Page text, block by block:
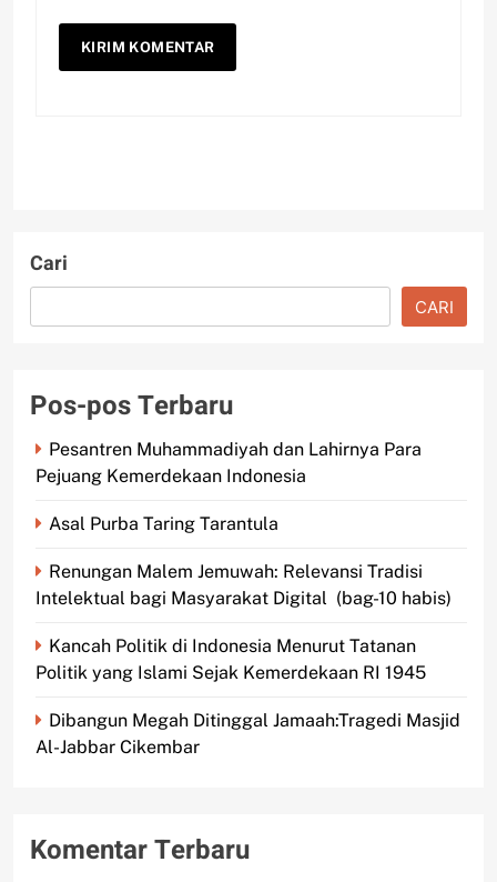
Cari
CARI
Pos-pos Terbaru
Pesantren Muhammadiyah dan Lahirnya Para
Pejuang Kemerdekaan Indonesia
Asal Purba Taring Tarantula
Renungan Malem Jemuwah: Relevansi Tradisi
Intelektual bagi Masyarakat Digital (bag-10 habis)
Kancah Politik di Indonesia Menurut Tatanan
Politik yang Islami Sejak Kemerdekaan RI 1945
Dibangun Megah Ditinggal Jamaah:Tragedi Masjid
Al-Jabbar Cikembar
Komentar Terbaru